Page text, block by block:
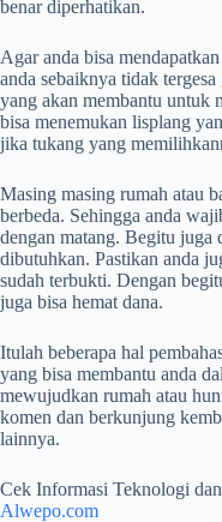
benar diperhatikan.
Agar anda bisa
anda sebaiknya tidak
yang akan membantu untuk
bisa menemukan lisplang
jika tukang yang
Masing masing rumah atau
berbeda. Sehingga anda
dengan matang. Begitu juga
dibutuhkan. Pastikan anda
sudah terbukti. Dengan
juga bisa hemat dana.
Itulah beberapa hal
yang bisa membantu anda
mewujudkan rumah atau
komen dan berkunjung
lainnya.
Cek Informasi Teknologi
Alwepo.com